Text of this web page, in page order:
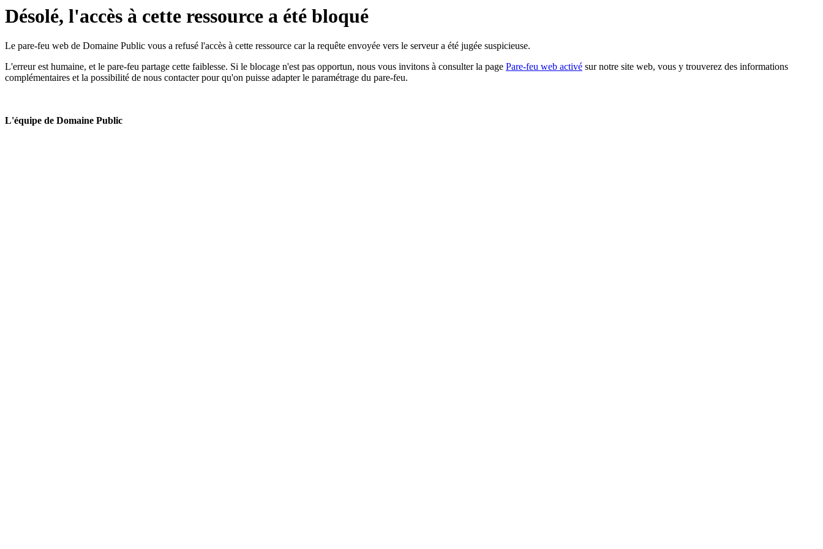
Désolé, l'accès à cette ressource a été bloqué
Le pare-feu web de Domaine Public vous a refusé l'accès à cette ressource car la requête envoyée vers le serveur a été jugée suspicieuse.
L'erreur est humaine, et le pare-feu partage cette faiblesse. Si le blocage n'est pas opportun, nous vous invitons à consulter la page Pare-feu web activé sur notre site web, vous y trouverez des informations
complémentaires et la possibilité de nous contacter pour qu'on puisse adapter le paramétrage du pare-feu.
L'équipe de Domaine Public